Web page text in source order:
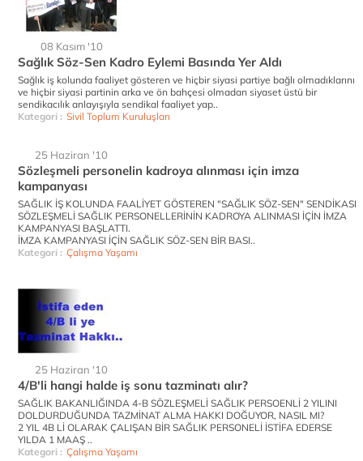
08 Kasım '10
Sağlık Söz-Sen Kadro Eylemi Basında Yer Aldı
Sağlık iş kolunda faaliyet gösteren ve hiçbir siyasi partiye bağlı olmadıklarını
ve hiçbir siyasi partinin arka ve ön bahçesi olmadan siyaset üstü bir
sendikacılık anlayışıyla sendikal faaliyet yap..
Kategori : Sivil Toplum Kuruluşları
25 Haziran '10
Sözleşmeli personelin kadroya alınması için imza
kampanyası
SAĞLIK İŞ KOLUNDA FAALİYET GÖSTEREN "SAĞLIK SÖZ-SEN" SENDİKASI
SÖZLEŞMELİ SAĞLIK PERSONELLERİNİN KADROYA ALINMASI İÇİN İMZA
KAMPANYASI BAŞLATTI.
İMZA KAMPANYASI İÇİN SAĞLIK SÖZ-SEN BİR BASI..
Kategori : Çalışma Yaşamı
25 Haziran '10
4/B'li hangi halde iş sonu tazminatı alır?
SAĞLIK BAKANLIĞINDA 4-B SÖZLEŞMELİ SAĞLIK PERSOENLİ 2 YILINI
DOLDURDUĞUNDA TAZMİNAT ALMA HAKKI DOĞUYOR, NASIL MI?
2 YIL 4B Lİ OLARAK ÇALIŞAN BİR SAĞLIK PERSONELİ İSTİFA EDERSE
YILDA 1 MAAŞ ..
Kategori : Çalışma Yaşamı